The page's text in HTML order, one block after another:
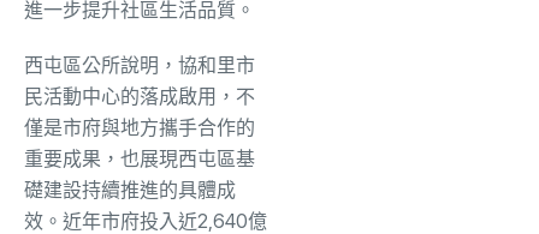
進一步提升社區生活品質。
西屯區公所說明，協和里市
民活動中心的落成啟用，不
僅是市府與地方攜手合作的
重要成果，也展現西屯區基
礎建設持續推進的具體成
效。近年市府投入近2,640億